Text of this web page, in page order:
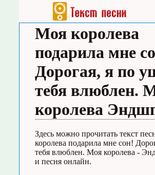
Моя королева
подарила мне
Дорогая, я по
тебя влюблен.
королева
Здесь можно прочитать текст
королева подарила мне сон!
тебя влюблен. Моя королева -
и песня онлайн.